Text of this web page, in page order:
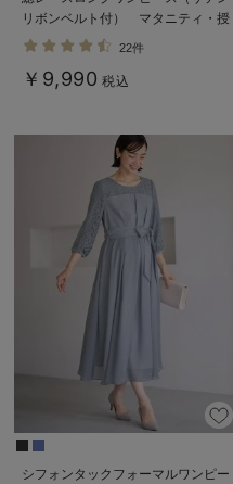
リボンベルト付） マタニティ・授
乳服【出産後も長く使える】
22件
￥9,990 税込
シフォンタックフォーマルワンピー